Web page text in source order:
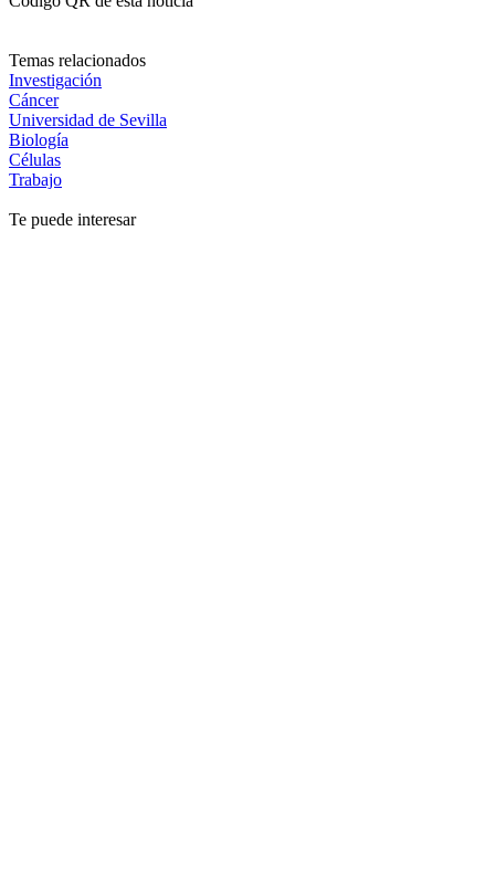
Temas relacionados
Investigación
Cáncer
Universidad de Sevilla
Biología
Células
Trabajo
Te puede interesar